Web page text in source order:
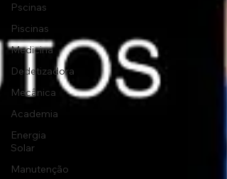
Pscinas
Piscinas
Medicina
Dedetizadora
Mecânica
Academia
Energia
Solar
Manutenção